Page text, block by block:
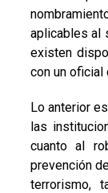
aplicables al
existen
con un oficial
Lo anterior
las
cuanto al
prevención
terrorismo,